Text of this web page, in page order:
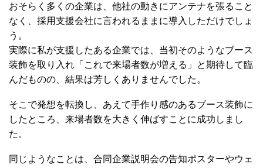
おそらく多くの企業は、他社の動きにアンテナを張ること
なく、採用支援会社に言われるままに導入しただけでしょ
う。
実際に私が支援したある企業では、当初そのようなブース
装飾を取り入れ「これで来場者数が増える」と期待して臨
んだものの、結果は芳しくありませんでした。
そこで発想を転換し、あえて手作り感のあるブース装飾に
したところ、来場者数を大きく伸ばすことに成功しまし
た。
同じようなことは、合同企業説明会の告知ポスターやウェ